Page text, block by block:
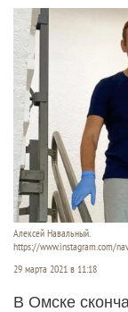
Алексей Навальный.
https://www.instagram.com/
29 марта 2021 в 11:18
В Омске